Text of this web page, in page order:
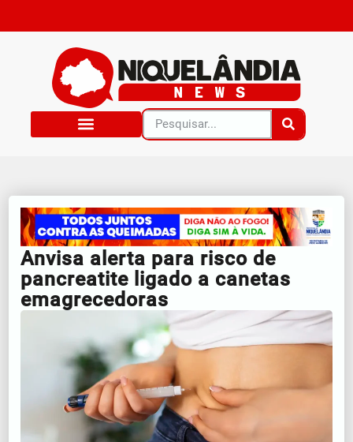
Anvisa alerta para risco de
pancreatite ligado a canetas
emagrecedoras